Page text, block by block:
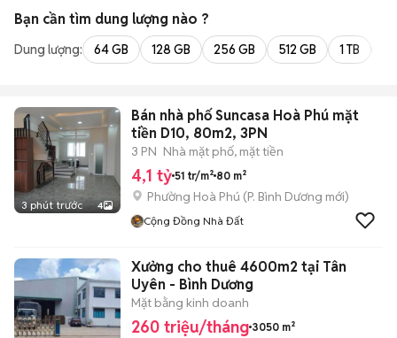
Bạn cần tìm dung lượng nào ?
Dung lượng: 64 GB 128 GB 256 GB 512 GB 1 TB
3 phút trước 4
Bán nhà phố Suncasa Hoà Phú mặt
tiền D10, 80m2, 3PN
3 PN Nhà mặt phố, mặt tiền
4,1 tỷ 51 tr/m² 80 m²
Phường Hoà Phú (P. Bình Dương mới)
Cộng Đồng Nhà Đất
Xưởng cho thuê 4600m2 tại Tân
Uyên - Bình Dương
Mặt bằng kinh doanh
260 triệu/tháng 3050 m²